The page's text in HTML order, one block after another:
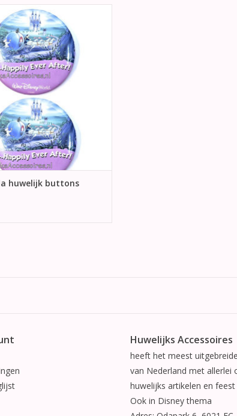
World Cinderella huwelijk
buttons
AAN WINKELWAGEN
huwelijk buttons
Huwelijks Accessoires
heeft het meest
van Nederland met allerlei
huwelijks artikelen en feest
Ook in Disney thema